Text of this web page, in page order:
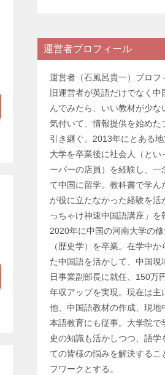
運営者プロフィール
運営者（石風呂貴一）プロフ
旧運営者が英語だけでなく中
んでみたら、いい教材が少な
気付いて、情報提供を始めた
引き継ぐ。2013年にとある
大学を卒業後に社会人（とい
ーパーの店員）を経験し、一
て中国に留学。教科書で学ん
が役に立たなかった経験を活
っちゃけ神速中国語講座」を
2020年に中国の河南大学の
（歴史学）を卒業。在学中か
た中国語を活かして、中国現
日事業副部長に就任、150万
年収アップを実現。現在は主
他、中国語教材の作成、現地
本語教育にも従事。大学院で
史の知識も活かしつつ、語学
ての皆様の悩みを解決するこ
フワークとする。